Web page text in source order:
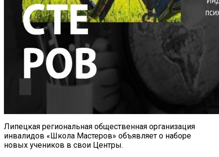
Липецкая региональная общественная организация
инвалидов «Школа Мастеров» объявляет о наборе
новых учеников в свои Центры.